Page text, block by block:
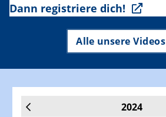
Dann registriere dich!
Alle unsere Videos
2024